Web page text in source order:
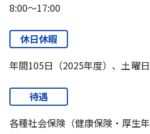
8:00～17:00
休日休暇
年間105日（2025年度）、土曜
待遇
各種社会保険（健康保険・厚生